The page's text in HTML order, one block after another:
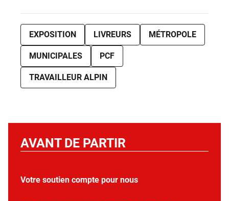
EXPOSITION LIVREURS MÉTROPOLE
MUNICIPALES PCF
TRAVAILLEUR ALPIN
AVANT DE PARTIR
Votre soutien compte pour nous